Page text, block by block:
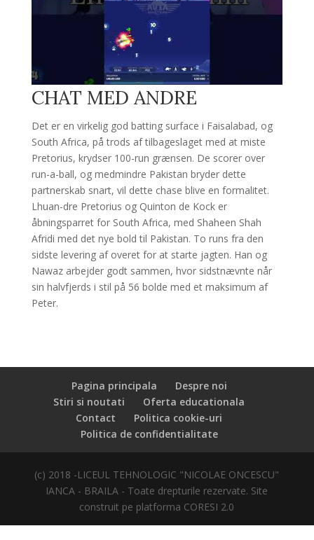
CHAT MED ANDRE
Det er en virkelig god batting surface i Faisalabad, og
South Africa, på trods af tilbageslaget med at miste
Pretorius, krydser 100-run grænsen. De scorer over
run-a-ball, og medmindre Pakistan bryder dette
partnerskab snart, vil dette chase blive en formalitet.
Lhuan-dre Pretorius og Quinton de Kock er
åbningsparret for South Africa, med Shaheen Shah
Afridi med det nye bold til Pakistan. To runs fra den
sidste levering af overet for at starte jagten. Han og
Nawaz arbejder godt sammen, hvor sidstnævnte når
sin halvfjerds i stil på 56 bolde med et maksimum af
Peter.
Pagina principala
Despre noi
Stiri si noutati
Oferta educationala
Contact
Politica cookie-uri
Politica de confidentialitate
(c) 2018 -LICEUL TEHNOLOGIC "NICOLAE ONCESCU"
IANCA - BRAILA - Toate drepturile rezervate. Site
construit pe platforma CORESI 2.0